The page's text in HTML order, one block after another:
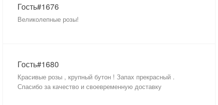
Гость#1676
Великолепные розы!
Гость#1680
Красивые розы , крупный бутон ! Запах прекрасный .
Спасибо за качество и своевременную доставку